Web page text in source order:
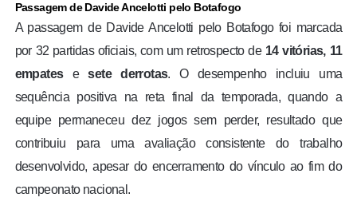
Passagem de Davide Ancelotti pelo Botafogo
A passagem de Davide Ancelotti pelo Botafogo foi marcada
por 32 partidas oficiais, com um retrospecto de 14 vitórias, 11
empatesesete derrotas. O desempenho incluiu uma
sequência positiva na reta final da temporada, quando a
equipe permaneceu dez jogos sem perder, resultado que
contribuiu para uma avaliação consistente do trabalho
desenvolvido, apesar do encerramento do vínculo ao fim do
campeonato nacional.